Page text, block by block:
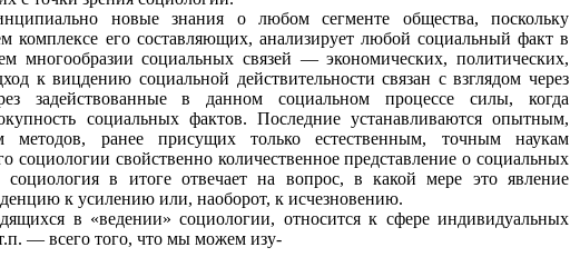
новые знания о любом сегменте общества, поскольку
комплексе его составляющих, анализирует любой социальный факт в
многообразии социальных связей — экономических, политичес­ких,
к вицдению социальной действительности связан с взглядом через
задействованные в данном соци­альном процессе силы, когда
социальных фактов. Последние устанавливаются опытным,
методов, ранее присущих только естественным, точным наукам
социологии свойственно количест­венное представление о социальных
социология в итоге отвечает на вопрос, в какой мере это явление
к усилению или, наоборот, к исчезновению.
в «ведении» социологии, относится к сфере индивидуальных
— всего того, что мы можем изу-